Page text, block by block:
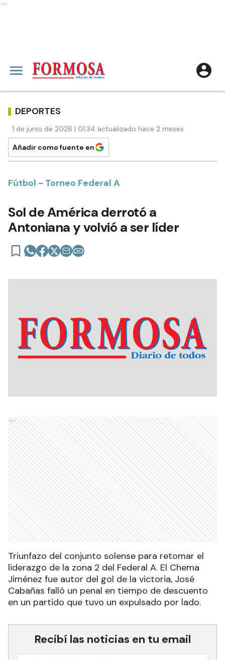
Ads
DEPORTES
1 de junio de 2026 | 01:34 actualizado hace 2 meses
Añadir como fuente en
Fútbol - Torneo Federal A
Sol de América derrotó a
Antoniana y volvió a ser líder
Ads
Triunfazo del conjunto solense para retomar el
liderazgo de la zona 2 del Federal A. El Chema
Jiménez fue autor del gol de la victoria, José
Cabañas falló un penal en tiempo de descuento
en un partido que tuvo un expulsado por lado.
Recibí las noticias en tu email